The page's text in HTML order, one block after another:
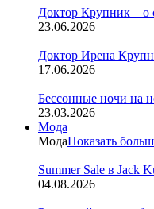
Доктор Крупник – о
23.06.2026
Доктор Ирена
17.06.2026
Бессонные ночи на
23.03.2026
Мода
МодаПоказать
Summer Sale в Jack
04.08.2026